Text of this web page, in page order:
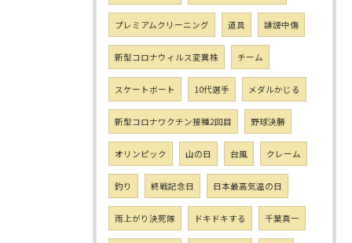
プレミアムクリーニング 道具 誹謗中傷
新型コロナウィルス変異株 チーム
スケートボート 10代選手 メダルかじる
新型コロナワクチン接種2回目 野球決勝
オリンピック 山の日 台風 クレーム
釣り 終戦記念日 日本最高気温の日
雨上がり決死隊 ドキドキする 千葉真一